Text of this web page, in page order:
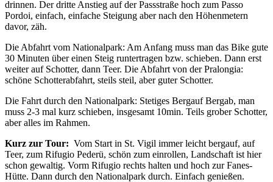
drinnen. Der dritte Anstieg auf der Passstraße hoch zum Passo
Pordoi, einfach, einfache Steigung aber nach den Höhenmetern
davor, zäh.
Die Abfahrt vom Nationalpark: Am Anfang muss man das Bike gute
30 Minuten über einen Steig runtertragen bzw. schieben. Dann erst
weiter auf Schotter, dann Teer. Die Abfahrt von der Pralongia:
schöne Schotterabfahrt, steils steil, aber guter Schotter.
Die Fahrt durch den Nationalpark: Stetiges Bergauf Bergab, man
muss 2-3 mal kurz schieben, insgesamt 10min. Teils grober Schotter,
aber alles im Rahmen.
Kurz zur Tour: Vom Start in St. Vigil immer leicht bergauf, auf
Teer, zum Rifugio Pederü, schön zum einrollen, Landschaft ist hier
schon gewaltig. Vorm Rifugio rechts halten und hoch zur Fanes-
Hütte. Dann durch den Nationalpark durch. Einfach genießen.